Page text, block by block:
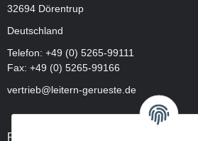
32694 Dörentrup
Deutschland
Telefon: +49 (0) 5265-99111
Fax: +49 (0) 5265-99166
vertrieb@leitern-gerueste.de
Rechtliches